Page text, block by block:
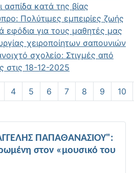
ασπίδα κατά της βίας
Πολύτιμες εμπειρίες ζωής
εφόδια για τους μαθητές μας
χειροποίητων σαπουνιών
σχολείο: Στιγμές από
στις 18-12-2025
4 5 6 7 8 9 10
ΠΑΠΑΘΑΝΑΣΙΟΥ":
στον «μουσικό του